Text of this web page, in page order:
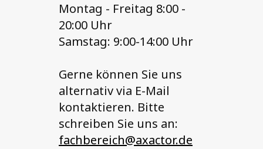
Montag - Freitag 8:00 -
20:00 Uhr
Samstag: 9:00-14:00 Uhr
Gerne können Sie uns
alternativ via E-Mail
kontaktieren. Bitte
schreiben Sie uns an:
fachbereich@axactor.de